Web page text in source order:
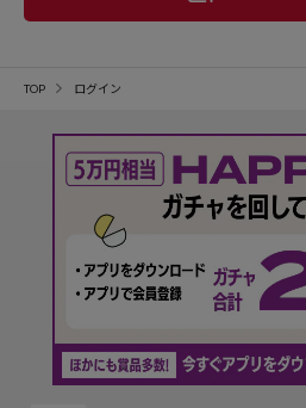
TOP ログイン